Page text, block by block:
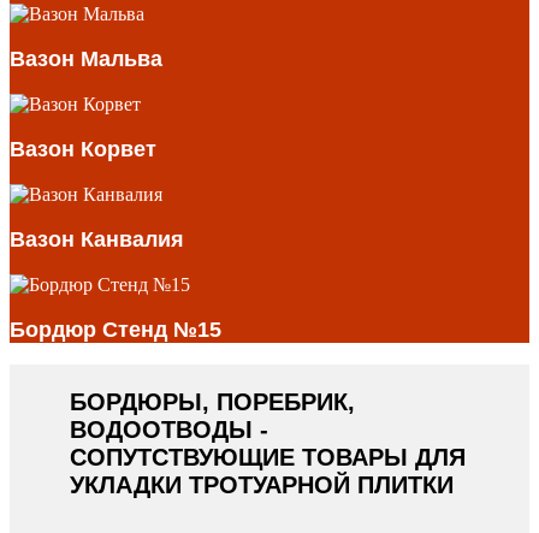
Вазон Мальва
Вазон Корвет
Вазон Канвалия
Бордюр Стенд №15
БОРДЮРЫ, ПОРЕБРИК,
ВОДООТВОДЫ -
СОПУТСТВУЮЩИЕ ТОВАРЫ ДЛЯ
УКЛАДКИ ТРОТУАРНОЙ ПЛИТКИ